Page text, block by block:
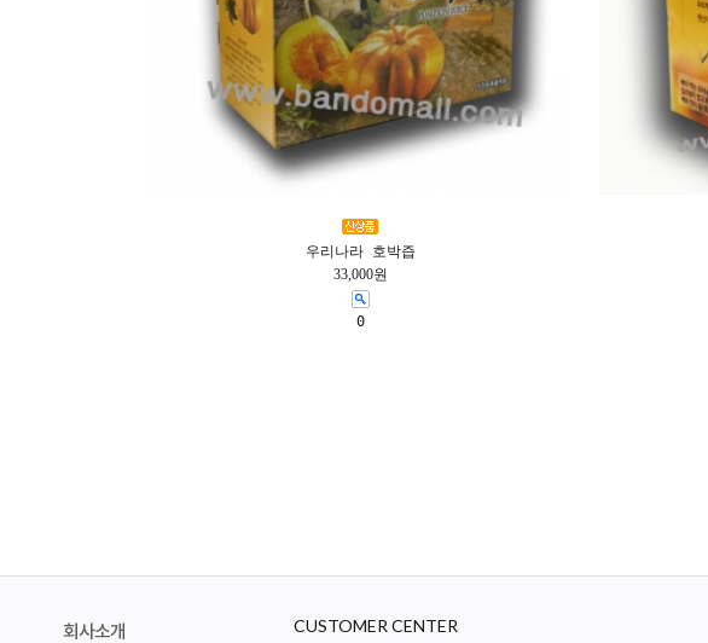
우리나라 호박즙
33,000원
0
회사소개 CUSTOMER CENTER